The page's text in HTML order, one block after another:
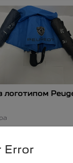
логотипом
Error